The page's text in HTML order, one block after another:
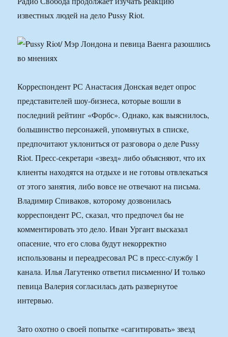
известных людей на дело Pussy Riot.
Корреспондент РС Анастасия Донская ведет опрос
представителей шоу-бизнеса, которые вошли в
последний рейтинг «Форбс». Однако, как выяснилось,
большинство персонажей, упомянутых в списке,
предпочитают уклониться от разговора о деле Pussy
Riot. Пресс-секретари «звезд» либо объясняют, что их
клиенты находятся на отдыхе и не готовы отвлекаться
от этого занятия, либо вовсе не отвечают на письма.
Владимир Спиваков, которому дозвонилась
корреспондент РС, сказал, что предпочел бы не
комментировать это дело. Иван Ургант высказал
опасение, что его слова будут некорректно
использованы и переадресовал РС в пресс-службу 1
канала. Илья Лагутенко ответил письменно/ И только
певица Валерия согласилась дать развернутое
интервью.
Зато охотно о своей попытке «сагитировать» звезд